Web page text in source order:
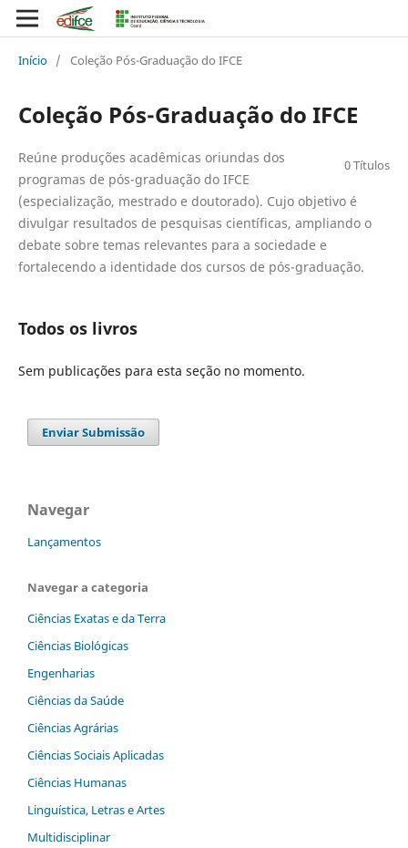
Início / Coleção Pós-Graduação do IFCE
Coleção Pós-Graduação do IFCE
0 Títulos
Reúne produções acadêmicas oriundas dos
programas de pós-graduação do IFCE
(especialização, mestrado e doutorado). Cujo objetivo é
divulgar resultados de pesquisas científicas, ampliando o
debate sobre temas relevantes para a sociedade e
fortalecendo a identidade dos cursos de pós-graduação.
Todos os livros
Sem publicações para esta seção no momento.
Enviar Submissão
Navegar
Lançamentos
Navegar a categoria
Ciências Exatas e da Terra
Ciências Biológicas
Engenharias
Ciências da Saúde
Ciências Agrárias
Ciências Sociais Aplicadas
Ciências Humanas
Linguística, Letras e Artes
Multidisciplinar